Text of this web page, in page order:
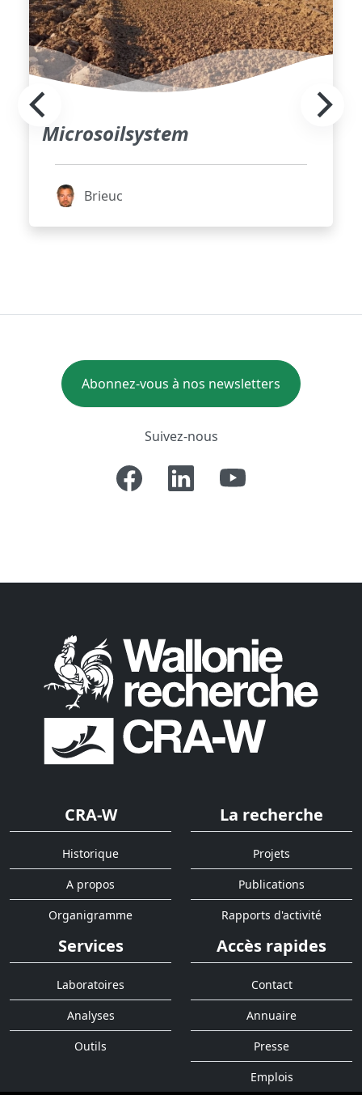
Microsoilsystem
Brieuc
Abonnez-vous à nos newsletters
Suivez-nous
CRA-W
Historique
A propos
Organigramme
La recherche
Projets
Publications
Rapports d'activité
Services
Laboratoires
Analyses
Outils
Accès rapides
Contact
Annuaire
Presse
Emplois